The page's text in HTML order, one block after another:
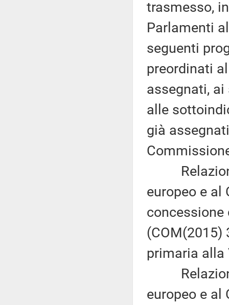
trasmesso,
Parlamenti
seguenti
preordinati
assegnati,
alle
già
Relazione
europeo e al
concessione
(COM(2015)
primaria alla
Relazione
europeo e al